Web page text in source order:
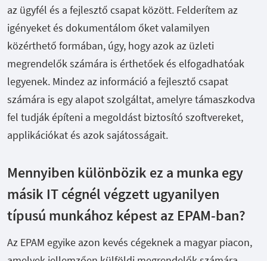
az ügyfél és a fejlesztő csapat között. Felderítem az
igényeket és dokumentálom őket valamilyen
közérthető formában, úgy, hogy azok az üzleti
megrendelők számára is érthetőek és elfogadhatóak
legyenek. Mindez az információ a fejlesztő csapat
számára is egy alapot szolgáltat, amelyre támaszkodva
fel tudják építeni a megoldást biztosító szoftvereket,
applikációkat és azok sajátosságait.
Mennyiben különbözik ez a munka egy
másik IT cégnél végzett ugyanilyen
típusú munkához képest az EPAM-ban?
Az EPAM egyike azon kevés cégeknek a magyar piacon,